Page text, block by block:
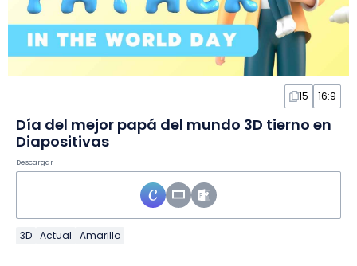
15 16:9
Día del mejor papá del mundo 3D tierno en
Diapositivas
Descargar
3D Actual Amarillo